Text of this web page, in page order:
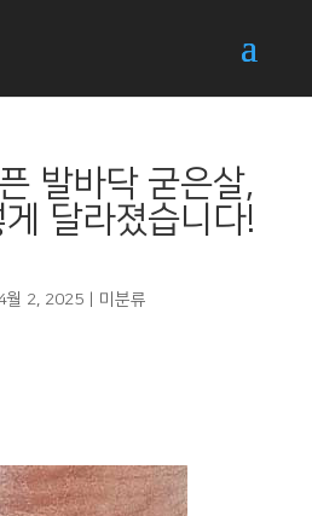
발바닥 굳은살,
달라졌습니다!
월 2, 2025| 미분류